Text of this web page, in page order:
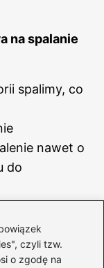
czyli tzw.
o zgodę na
naspalanie
spalimy, co
nawet o
do